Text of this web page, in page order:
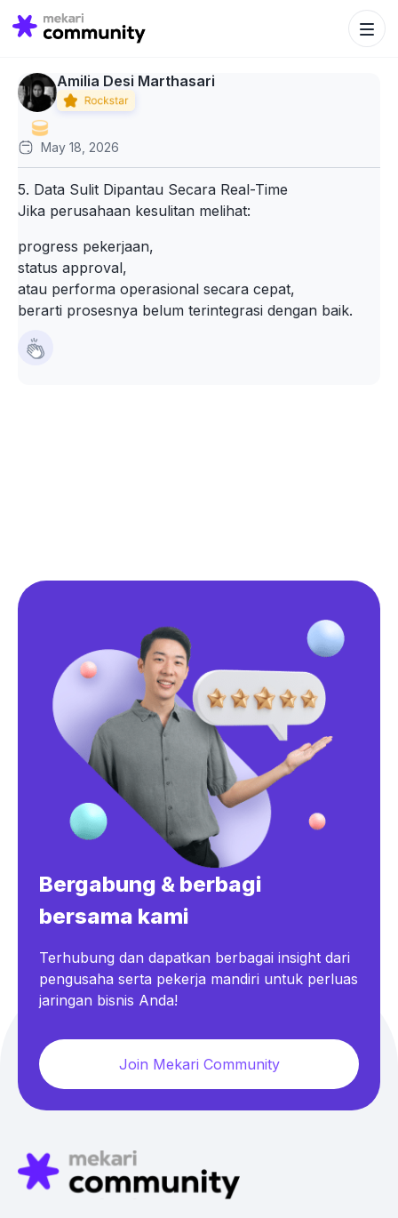
Search
for:
Search
Amilia Desi Marthasari
May 18, 2026
5. Data Sulit Dipantau Secara Real-Time
Jika perusahaan kesulitan melihat:
progress pekerjaan,
status approval,
atau performa operasional secara cepat,
berarti prosesnya belum terintegrasi dengan baik.
Bergabung & berbagi
bersama kami
Terhubung dan dapatkan berbagai insight dari
pengusaha serta pekerja mandiri untuk perluas
jaringan bisnis Anda!
Join Mekari Community